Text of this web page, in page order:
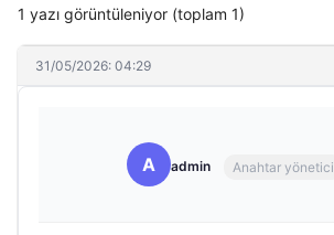
1 yazı görüntüleniyor (toplam 1)
31/05/2026: 04:29
A admin Anahtar yönetici